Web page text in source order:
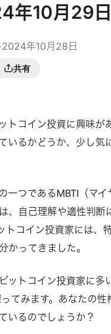
年10月29日
2024年10月28日
共有
トコイン投資に興味が
いるかどうか、少し気
一つであるMBTI（マイ
、自己理解や適性判断
トコイン投資家には、
かってきました。
ットコイン投資家に多
てみます。あなたの性
いるのでしょうか？